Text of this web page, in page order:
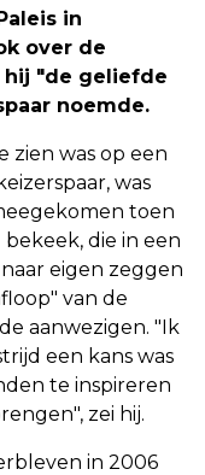
in
over de
hij "de geliefde
noemde.
zien was op een
was
toen
die in een
eigen zeggen
van de
aanwezigen. "Ik
een kans was
te inspireren
zei hij.
in 2006